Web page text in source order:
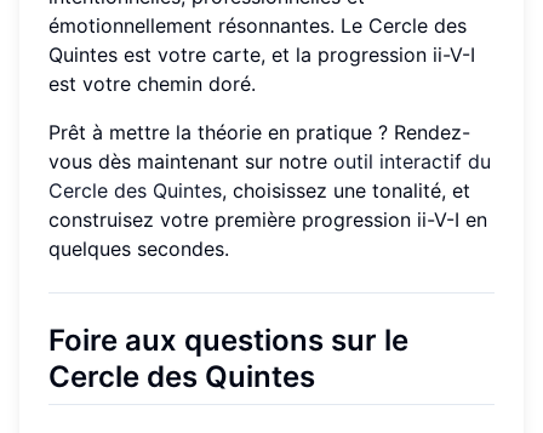
émotionnellement résonnantes. Le Cercle des
Quintes est votre carte, et la progression ii-V-I
est votre chemin doré.
Prêt à mettre la théorie en pratique ? Rendez-
vous dès maintenant sur notre outil interactif du
Cercle des Quintes, choisissez une tonalité, et
construisez votre première progression ii-V-I en
quelques secondes.
Foire aux questions sur le
Cercle des Quintes